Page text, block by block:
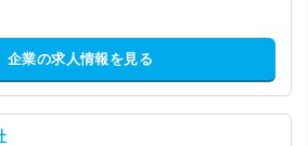
企業の求人情報を見る